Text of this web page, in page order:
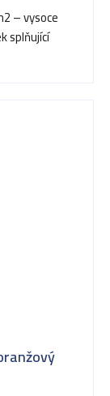
– vysoce
splňující